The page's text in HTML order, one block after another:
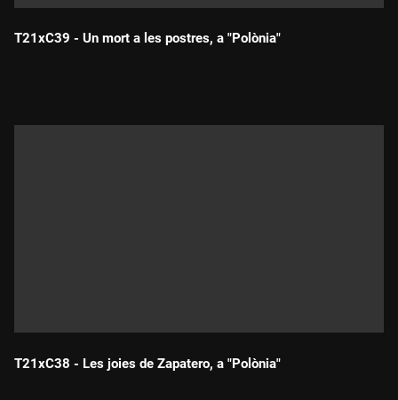
T21xC39 - Un mort a les postres, a "Polònia"
T21xC38 - Les joies de Zapatero, a "Polònia"